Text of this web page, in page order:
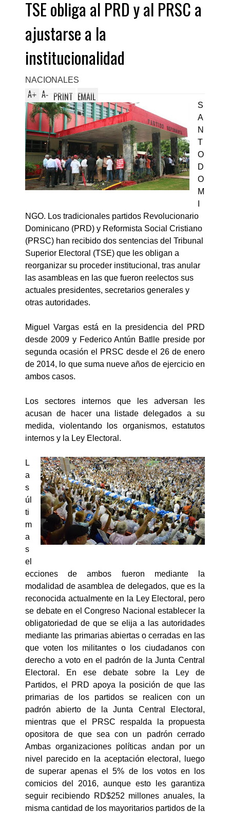
TSE obliga al PRD y al PRSC a
ajustarse a la
institucionalidad
NACIONALES
A+ A- PRINT EMAIL
S
A
N
T
O
D
O
M
NGO. Los tradicionales partidos Revolucionario
Dominicano (PRD) y Reformista Social Cristiano
(PRSC) han recibido dos sentencias del Tribunal
Superior Electoral (TSE) que les obligan a
reorganizar su proceder institucional, tras anular
las asambleas en las que fueron reelectos sus
actuales presidentes, secretarios generales y
otras autoridades.
Miguel Vargas está en la presidencia del PRD
desde 2009 y Federico Antún Batlle preside por
segunda ocasión el PRSC desde el 26 de enero
de 2014, lo que suma nueve años de ejercicio en
ambos casos.
Los sectores internos que les adversan les
acusan de hacer una listade delegados a su
medida, violentando los organismos, estatutos
internos y la Ley Electoral.
L
a
s
úl
ti
m
a
s
el
ecciones de ambos fueron mediante la
modalidad de asamblea de delegados, que es la
reconocida actualmente en la Ley Electoral, pero
se debate en el Congreso Nacional establecer la
obligatoriedad de que se elija a las autoridades
mediante las primarias abiertas o cerradas en las
que voten los militantes o los ciudadanos con
derecho a voto en el padrón de la Junta Central
Electoral. En ese debate sobre la Ley de
Partidos, el PRD apoya la posición de que las
primarias de los partidos se realicen con un
padrón abierto de la Junta Central Electoral,
mientras que el PRSC respalda la propuesta
opositora de que sea con un padrón cerrado
Ambas organizaciones políticas andan por un
nivel parecido en la aceptación electoral, luego
de superar apenas el 5% de los votos en los
comicios del 2016, aunque esto les garantiza
seguir recibiendo RD$252 millones anuales, la
misma cantidad de los mayoritarios partidos de la